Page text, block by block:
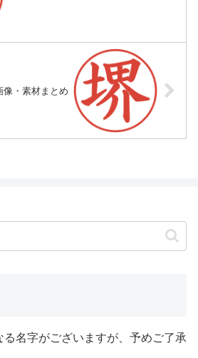
像・素材まとめ
名字がございますが、予めご了承